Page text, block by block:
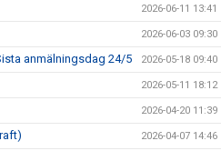
2026-06-11 13:41
2026-06-03 09:30
anmälningsdag 24/5 2026-05-18 09:40
2026-05-11 18:12
2026-04-20 11:39
2026-04-07 14:46